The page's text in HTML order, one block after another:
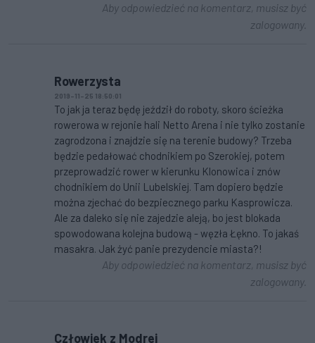
Aby odpowiedzieć na komentarz, musisz być
zalogowany.
Rowerzysta
2019-11-25 18:50:01
To jak ja teraz będę jeździł do roboty, skoro ścieżka
rowerowa w rejonie hali Netto Arena i nie tylko zostanie
zagrodzona i znajdzie się na terenie budowy? Trzeba
będzie pedałować chodnikiem po Szerokiej, potem
przeprowadzić rower w kierunku Klonowica i znów
chodnikiem do Unii Lubelskiej. Tam dopiero będzie
można zjechać do bezpiecznego parku Kasprowicza.
Ale za daleko się nie zajedzie aleją, bo jest blokada
spowodowana kolejna budową - węzła Łękno. To jakaś
masakra. Jak żyć panie prezydencie miasta?!
Aby odpowiedzieć na komentarz, musisz być
zalogowany.
Człowiek z Modrej